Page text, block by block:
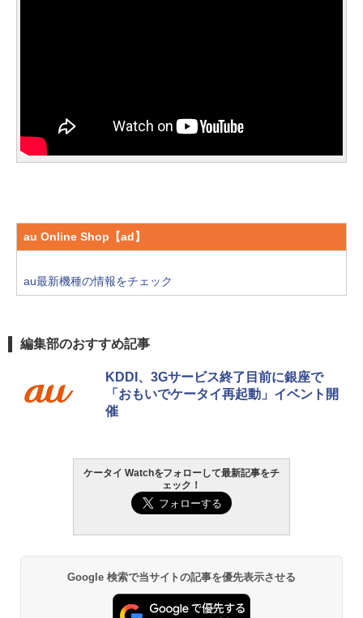
au Online Shop【ad】
au最新機種の情報をチェック
編集部のおすすめ記事
KDDI、3Gサービス終了目前に銀座で
「おもいでケータイ再起動」イベント開
催
ケータイ Watchをフォローして最新記事をチ
ェック！
Google 検索で当サイトの記事を優先表示させる